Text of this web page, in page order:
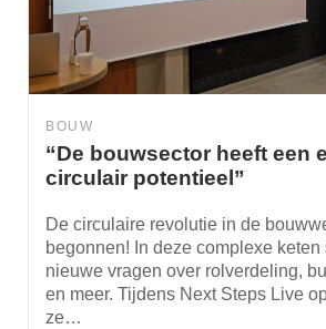
BOUW
“De bouwsector heeft een
circulair potentieel”
De circulaire revolutie in de
begonnen! In deze complexe
nieuwe vragen over rolverdeling,
en meer. Tijdens Next Steps Live
ze…